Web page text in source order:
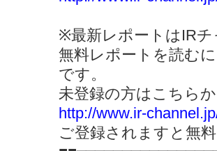
※最新レポートはIR
無料レポートを読む
です。
未登録の方はこちら
http://www.ir-
ご登録されますと無